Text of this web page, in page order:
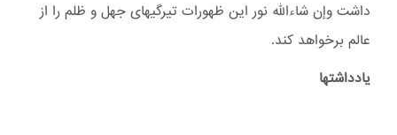
داشت وإن شاءالله نور این ظهورات تیرگیهای جهل و ظلم را از
عالم برخواهد کند.
یادداشتها